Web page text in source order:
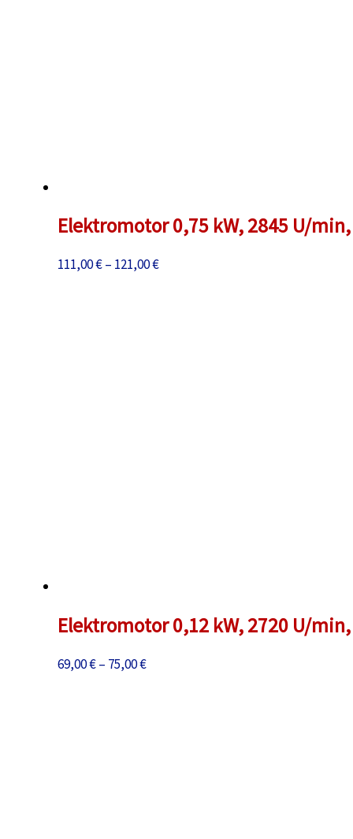
Elektromotor 0,75 kW, 2845 U/min,
111,00€– 121,00€Preisspanne:
Elektromotor 0,12 kW, 2720 U/min,
69,00€– 75,00€Preisspanne: